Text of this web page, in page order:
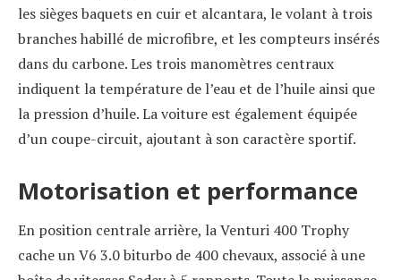
les sièges baquets en cuir et alcantara, le volant à trois
branches habillé de microfibre, et les compteurs insérés
dans du carbone. Les trois manomètres centraux
indiquent la température de l’eau et de l’huile ainsi que
la pression d’huile. La voiture est également équipée
d’un coupe-circuit, ajoutant à son caractère sportif.
Motorisation et performance
En position centrale arrière, la Venturi 400 Trophy
cache un V6 3.0 biturbo de 400 chevaux, associé à une